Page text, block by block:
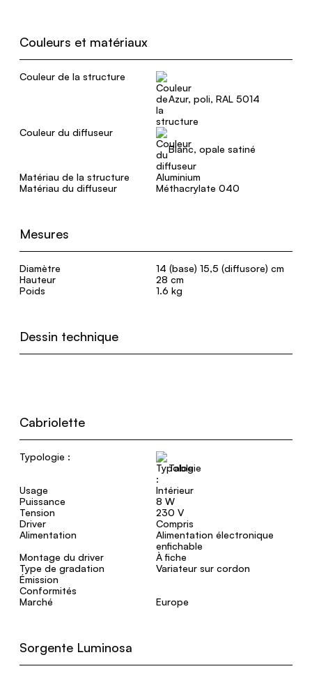
Couleurs et matériaux
Couleur de la structure
Azur, poli, RAL 5014
Couleur du diffuseur
Blanc, opale satiné
Matériau de la structure
Aluminium
Matériau du diffuseur
Méthacrylate 040
Mesures
Diamètre
14 (base) 15,5 (diffusore) cm
Hauteur
28 cm
Poids
1.6 kg
Dessin technique
Cabriolette
Typologie :
Table
Usage
Intérieur
Puissance
8 W
Tension
230 V
Driver
Compris
Alimentation
Alimentation électronique
enfichable
Montage du driver
À fiche
Type de gradation
Variateur sur cordon
Émission
Conformités
Marché
Europe
Sorgente Luminosa